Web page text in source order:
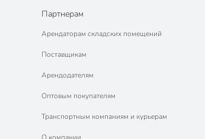
Партнерам
Арендаторам складских помещений
Поставщикам
Арендодателям
Оптовым покупателям
Транспортным компаниям и курьерам